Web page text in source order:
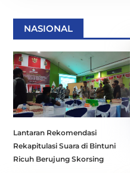
NASIONAL
Lantaran Rekomendasi
Rekapitulasi Suara di Bintuni
Ricuh Berujung Skorsing